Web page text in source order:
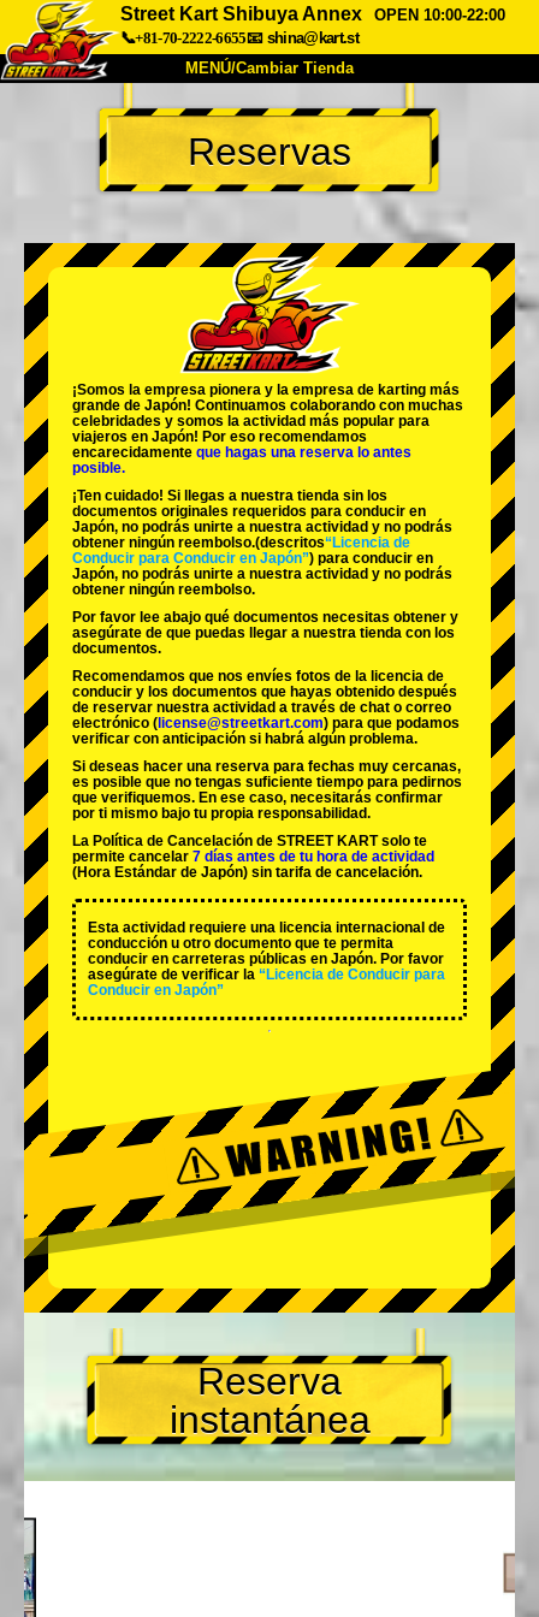
Street Kart Shibuya Annex
OPEN 10:00-22:00
📞+81-70-2222-6655📧 shina@kart.st
MENÚ/Cambiar Tienda
INICIO
Acerca de Especificaciones Precios
Preguntas Frecuentes
Empresa Reservas
Cambiar Tienda
Tokyo Shinagawa Tokyo Akihabara#1
Tokyo Akihabara#2
Tokyo Shibuya Annex Tokyo Bay
Tokyo Asakusa
Reservas
¡Somos la empresa pionera y la empresa de karting más
grande de Japón! Continuamos colaborando con muchas
celebridades y somos la actividad más popular para
viajeros en Japón! Por eso recomendamos
encarecidamente que hagas una reserva lo antes
posible.
¡Ten cuidado! Si llegas a nuestra tienda sin los
documentos originales requeridos para conducir en
Japón, no podrás unirte a nuestra actividad y no podrás
obtener ningún reembolso.(descritos“Licencia de
Conducir para Conducir en Japón”) para conducir en
Japón, no podrás unirte a nuestra actividad y no podrás
obtener ningún reembolso.
Por favor lee abajo qué documentos necesitas obtener y
asegúrate de que puedas llegar a nuestra tienda con los
documentos.
Recomendamos que nos envíes fotos de la licencia de
conducir y los documentos que hayas obtenido después
de reservar nuestra actividad a través de chat o correo
electrónico ( license@streetkart.com) para que podamos
verificar con anticipación si habrá algún problema.
Si deseas hacer una reserva para fechas muy cercanas,
es posible que no tengas suficiente tiempo para pedirnos
que verifiquemos. En ese caso, necesitarás confirmar
por ti mismo bajo tu propia responsabilidad.
La Política de Cancelación de STREET KART solo te
permite cancelar 7 días antes de tu hora de actividad
(Hora Estándar de Japón) sin tarifa de cancelación.
Esta actividad requiere una licencia internacional de
conducción u otro documento que te permita
conducir en carreteras públicas en Japón. Por favor
asegúrate de verificar la “Licencia de Conducir para
Conducir en Japón”
Reserva
instantánea